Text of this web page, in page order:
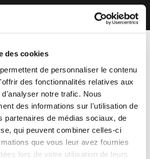
des cookies
de personnaliser le contenu
des fonctionnalités relatives aux
notre trafic. Nous
des informations sur l'utilisation de
partenaires de médias sociaux, de
qui peuvent combiner celles-ci
que vous leur avez fournies
lors de votre utilisation de leurs